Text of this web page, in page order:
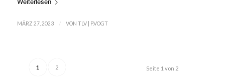
MÄRZ 27, 2023 / VON TLV | P.VOGT
Seite 1 von 2
1 2